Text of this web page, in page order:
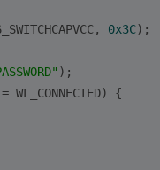
0x3C);
);
{